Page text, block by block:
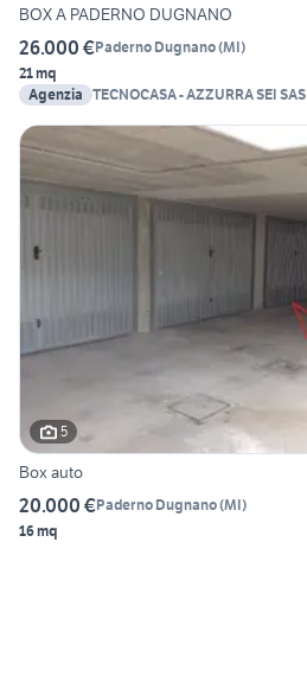
BOX A PADERNO DUGNANO
26.000 €Paderno Dugnano(MI)
21 mq
Agenzia TECNOCASA - AZZURRA SEI SAS
5
Box auto
20.000 €Paderno Dugnano(MI)
16 mq